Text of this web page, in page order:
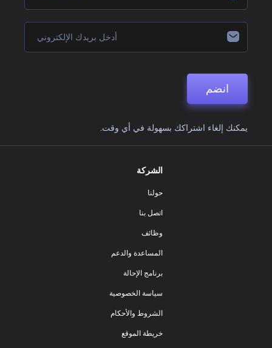
انضم
يمكنك إلغاء اشتراكك بسهولة في أي وقت.
الشركة
حولنا
اتصل بنا
وظائف
المساعدة والدعم
برنامج الإحالة
سياسة الخصوصية
الشروط والأحكام
خريطة الموقع